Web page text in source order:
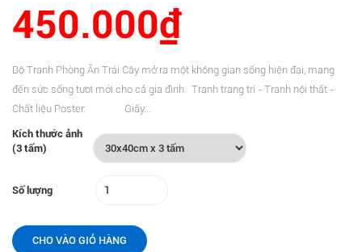
450.000₫
Bộ Tranh Phòng Ăn Trái Cây mở ra một không gian sống hiện đại, mang
đến sức sống tươi mới cho cả gia đình. Tranh trang trí - Tranh nội thất -
Chất liệu Poster: Giấy...
Kích thước ảnh
(3 tấm)
Số lượng
CHO VÀO GIỎ HÀNG